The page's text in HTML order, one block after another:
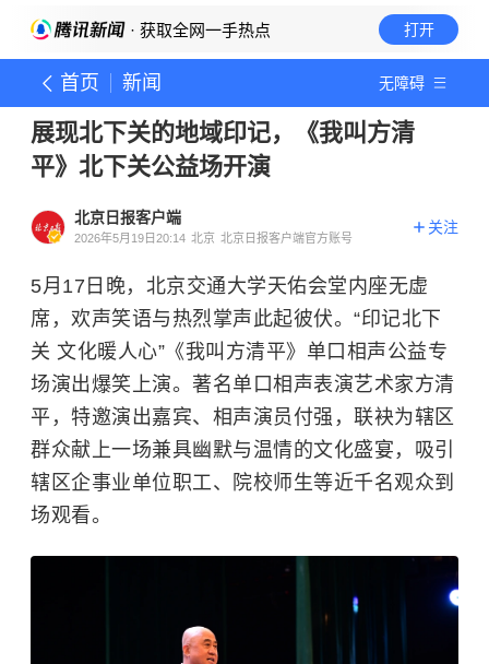
· 获取全网一手热点 打开
首页 新闻 无障碍
展现北下关的地域印记，《我叫方清
平》北下关公益场开演
北京日报客户端
2026年5月19日20:14 北京 北京日报客户端官方账号
关注
5月17日晚，北京交通大学天佑会堂内座无虚
席，欢声笑语与热烈掌声此起彼伏。“印记北下
关 文化暖人心”《我叫方清平》单口相声公益专
场演出爆笑上演。著名单口相声表演艺术家方清
平，特邀演出嘉宾、相声演员付强，联袂为辖区
群众献上一场兼具幽默与温情的文化盛宴，吸引
辖区企事业单位职工、院校师生等近千名观众到
场观看。